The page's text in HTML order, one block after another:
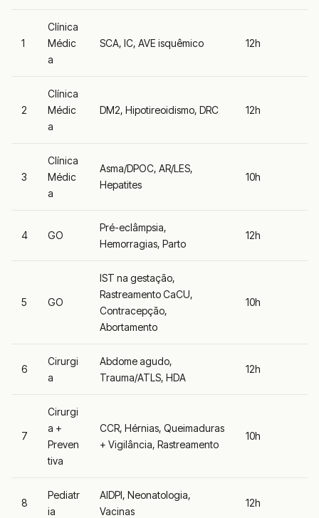
1
Clínica
Médic
a
SCA, IC, AVE isquêmico 12h
2
Clínica
Médic
a
DM2, Hipotireoidismo, DRC 12h
3
Clínica
Médic
a
Asma/DPOC, AR/LES,
Hepatites
10h
4 GO
Pré-eclâmpsia,
Hemorragias, Parto
12h
5 GO
IST na gestação,
Rastreamento CaCU,
Contracepção,
Abortamento
10h
6
Cirurgi
a
Abdome agudo,
Trauma/ATLS, HDA
12h
7
Cirurgi
a +
Preven
tiva
CCR, Hérnias, Queimaduras
+ Vigilância, Rastreamento
10h
8
Pediatr
ia
AIDPI, Neonatologia,
Vacinas
12h